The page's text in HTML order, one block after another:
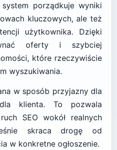
porządkuje wyniki
kluczowych, ale też
użytkownika. Dzięki
oferty i szybciej
które rzeczywiście
wyszukiwania.
w sposób przyjazny dla
klienta. To pozwala
SEO wokół realnych
skraca drogę od
w konkretne ogłoszenie.